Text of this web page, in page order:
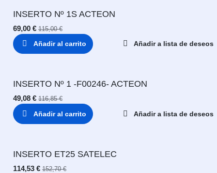
INSERTO Nº 1S ACTEON
69,00 € 115,00€
Añadir al carrito Añadir a lista de deseos
INSERTO Nº 1 -F00246- ACTEON
49,08 € 116,85€
Añadir al carrito Añadir a lista de deseos
INSERTO ET25 SATELEC
114,53 € 152,70€